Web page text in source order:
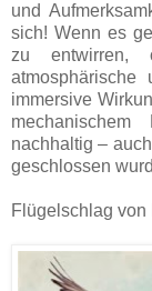
und
sich! Wenn es
zu entwirren,
atmosphärische
immersive
nachhaltig –
geschlossen
Flügelschlag